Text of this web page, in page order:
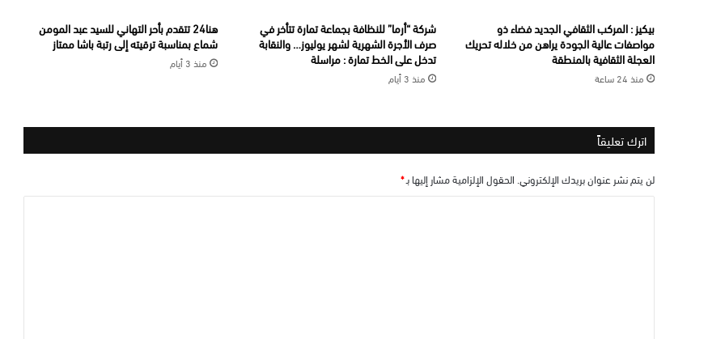
بيكيز : المركب الثقافي الجديد فضاء ذو
مواصفات عالية الجودة يراهن من خلاله تحريك
العجلة الثقافية بالمنطقة
منذ 24 ساعة
شركة “أرما” للنظافة بجماعة تمارة تتأخر في
صرف الأجرة الشهرية لشهر يوليوز… والنقابة
تدخل على الخط تمارة : مراسلة
منذ 3 أيام
هنا24 تتقدم بأحر التهاني للسيد عبد المومن
شماع بمناسبة ترقيته إلى رتبة باشا ممتاز
منذ 3 أيام
اترك تعليقاً
لن يتم نشر عنوان بريدك الإلكتروني. الحقول الإلزامية مشار إليها بـ*